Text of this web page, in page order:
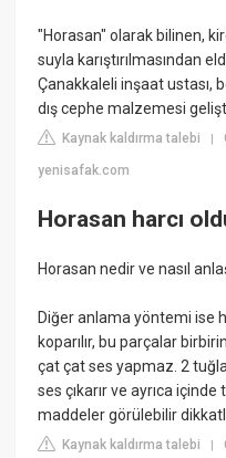
"Horasan" olarak bilinen,
suyla karıştırılmasından
Çanakkaleli inşaat ustası,
dış cephe malzemesi
Kaynak kaldırma talebi |
yenisafak.com
Horasan harcı
Horasan nedir ve nasıl
Diğer anlama yöntemi ise
koparılır, bu parçalar
çat çat ses yapmaz. 2
ses çıkarır ve ayrıca içinde
maddeler görülebilir dikkatli
Kaynak kaldırma talebi |